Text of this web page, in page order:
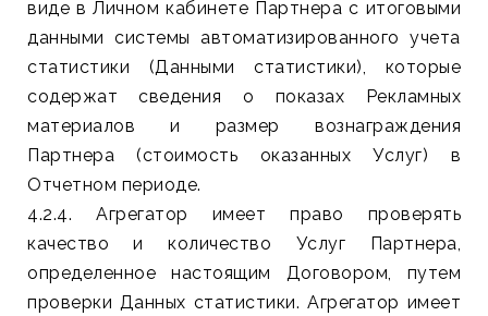
виде в Личном кабинете Партнера с итоговыми
данными системы автоматизированного учета
статистики (Данными статистики), которые
содержат сведения о показах Рекламных
материалов и размер вознаграждения
Партнера (стоимость оказанных Услуг) в
Отчетном периоде.
4.2.4. Агрегатор имеет право проверять
качество и количество Услуг Партнера,
определенное настоящим Договором, путем
проверки Данных статистики. Агрегатор имеет